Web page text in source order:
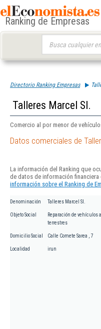
Ranking de Empresas
Directorio Ranking Empresas
Talleres Marcel Sl.
Comercio al por menor de
Datos comerciales de
La información del Ranking que
de datos de información financiera
información sobre el Ranking de
Denominación Talleres Marcel Sl.
Objeto Social
Reparación de vehículos
terrestres
Domicilio Social Calle Comete Sarea , 7
Localidad irun